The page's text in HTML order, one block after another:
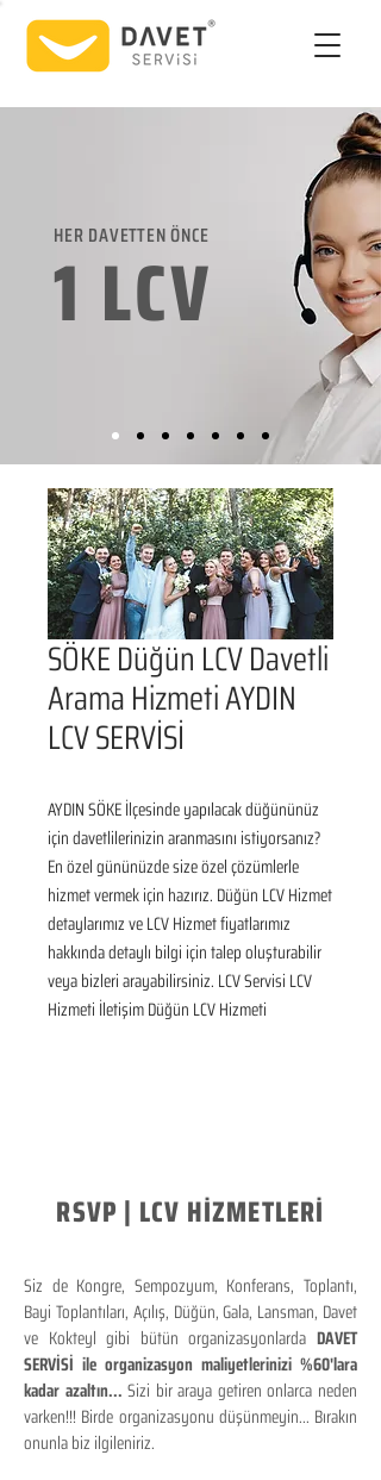
HER DAVETTEN ÖNCE
1 LCV
SÖKE Düğün LCV Davetli
Arama Hizmeti AYDIN
LCV SERVİSİ
AYDIN SÖKE İlçesinde yapılacak düğününüz
için davetlilerinizin aranmasını istiyorsanız?
En özel gününüzde size özel çözümlerle
hizmet vermek için hazırız. Düğün LCV Hizmet
detaylarımız ve LCV Hizmet fiyatlarımız
hakkında detaylı bilgi için talep oluşturabilir
veya bizleri arayabilirsiniz. LCV Servisi LCV
Hizmeti İletişim Düğün LCV Hizmeti
RSVP | LCV HİZMETLERİ
Siz de Kongre, Sempozyum, Konferans, Toplantı,
Bayi Toplantıları, Açılış, Düğün, Gala, Lansman, Davet
ve Kokteyl gibi bütün organizasyonlarda DAVET
SERVİSİ ile organizasyon maliyetlerinizi %60'lara
kadar azaltın...Sizi bir araya getiren onlarca neden
varken!!! Birde organizasyonu düşünmeyin... Bırakın
onunla biz ilgileniriz.